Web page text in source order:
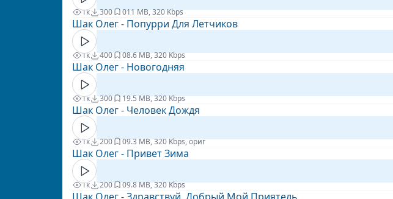
1к 300 011 MB, 320 Kbps
Шак Олег - Попурри Для Летчиков
1к 400 08.6 MB, 320 Kbps
Шак Олег - Новогодняя
1к 300 19.5 MB, 320 Kbps
Шак Олег - Человек Дождя
1к 200 09.3 MB, 320 Kbps, ориг
Шак Олег - Привет Зима
1к 200 09.8 MB, 320 Kbps